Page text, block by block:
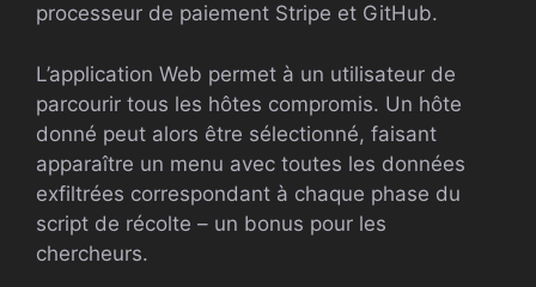
processeur de paiement Stripe et GitHub.
L’application Web permet à un utilisateur de
parcourir tous les hôtes compromis. Un hôte
donné peut alors être sélectionné, faisant
apparaître un menu avec toutes les données
exfiltrées correspondant à chaque phase du
script de récolte – un bonus pour les
chercheurs.